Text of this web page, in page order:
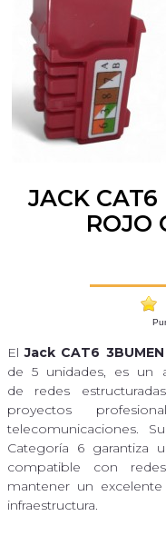
JACK CAT6
ROJO
ElJack CAT6 3BUMEN
de 5 unidades, es un
de redes
proyectos
telecomunicaciones.
Categoría 6 garantiza
compatible con
mantener un
infraestructura.